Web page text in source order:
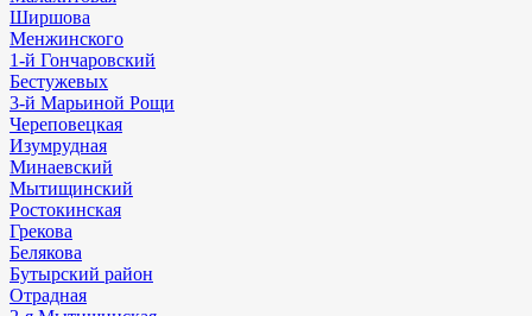
Ширшова
Менжинского
1-й Гончаровский
Бестужевых
3-й Марьиной Рощи
Череповецкая
Изумрудная
Минаевский
Мытищинский
Ростокинская
Грекова
Белякова
Бутырский район
Отрадная